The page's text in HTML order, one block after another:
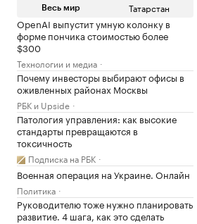
Весь мир Татарстан
OpenAI выпустит умную колонку в
форме пончика стоимостью более
$300
Технологии и медиа
Почему инвесторы выбирают офисы в
оживленных районах Москвы
РБК и Upside
Патология управления: как высокие
стандарты превращаются в
токсичность
Подписка на РБК
Военная операция на Украине. Онлайн
Политика
Руководителю тоже нужно планировать
развитие. 4 шага, как это сделать